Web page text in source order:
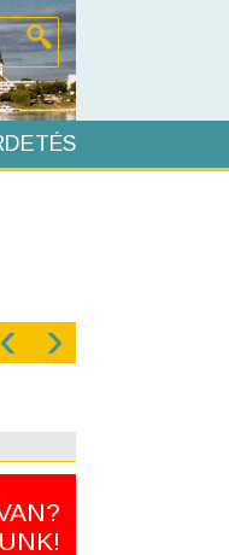
‹ ›